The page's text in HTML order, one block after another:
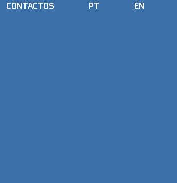
CONTACTOS PT EN